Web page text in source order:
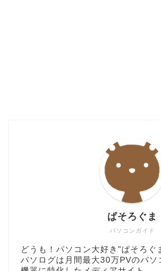
パソコンガイド
ぱそろぐま
どうも！パソコン大好き"ぱそろぐ
パソログは月間最大30万PVのパソ